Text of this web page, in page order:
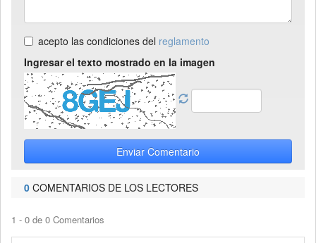
acepto las condiciones del reglamento
Ingresar el texto mostrado en la imagen
Enviar Comentario
0 COMENTARIOS DE LOS LECTORES
1 - 0 de 0 Comentarios